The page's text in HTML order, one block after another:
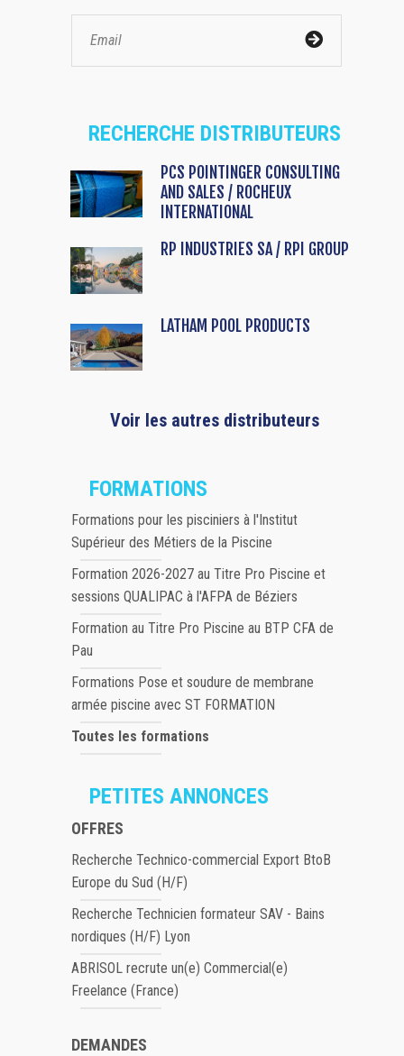
RECHERCHE DISTRIBUTEURS
PCS POINTINGER CONSULTING
AND SALES / ROCHEUX
INTERNATIONAL
RP INDUSTRIES SA / RPI GROUP
LATHAM POOL PRODUCTS
Voir les autres distributeurs
FORMATIONS
Formations pour les pisciniers à l'Institut
Supérieur des Métiers de la Piscine
Formation 2026-2027 au Titre Pro Piscine et
sessions QUALIPAC à l'AFPA de Béziers
Formation au Titre Pro Piscine au BTP CFA de
Pau
Formations Pose et soudure de membrane
armée piscine avec ST FORMATION
Toutes les formations
PETITES ANNONCES
OFFRES
Recherche Technico-commercial Export BtoB
Europe du Sud (H/F)
Recherche Technicien formateur SAV - Bains
nordiques (H/F) Lyon
ABRISOL recrute un(e) Commercial(e)
Freelance (France)
DEMANDES